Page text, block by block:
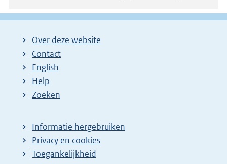
Over deze website
Contact
English
Help
Zoeken
Informatie hergebruiken
Privacy en cookies
Toegankelijkheid